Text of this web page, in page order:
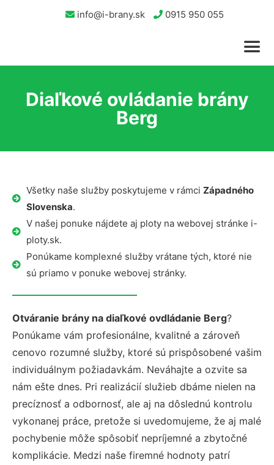
info@i-brany.sk 0915 950 055
Diaľkové ovládanie brány
Berg
Všetky naše služby poskytujeme v rámci Západného
Slovenska.
V našej ponuke nájdete aj ploty na webovej stránke i-
ploty.sk.
Ponúkame komplexné služby vrátane tých, ktoré nie
sú priamo v ponuke webovej stránky.
Otváranie brány na diaľkové ovdládanie Berg?
Ponúkame vám profesionálne, kvalitné a zároveň
cenovo rozumné služby, ktoré sú prispôsobené vašim
individuálnym požiadavkám. Neváhajte a ozvite sa
nám ešte dnes. Pri realizácií služieb dbáme nielen na
precíznosť a odbornosť, ale aj na dôslednú kontrolu
vykonanej práce, pretože si uvedomujeme, že aj malé
pochybenie môže spôsobiť nepríjemné a zbytočné
komplikácie. Medzi naše firemné hodnoty patrí